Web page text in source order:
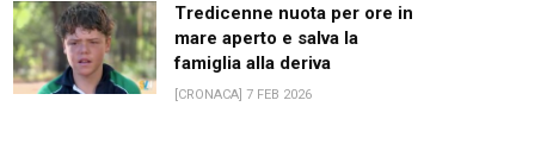
Tredicenne nuota per ore in
mare aperto e salva la
famiglia alla deriva
[CRONACA] 7 FEB 2026